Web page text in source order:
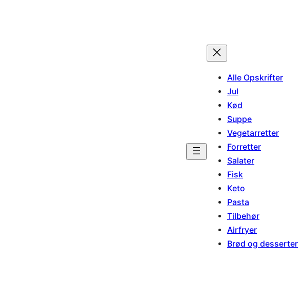
Alle Opskrifter
Jul
Kød
Suppe
Vegetarretter
Forretter
Salater
Fisk
Keto
Pasta
Tilbehør
Airfryer
Brød og desserter